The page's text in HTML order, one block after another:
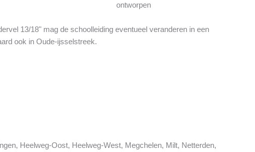
ontworpen
13/18" mag de schoolleiding eventueel veranderen in een
ook in Oude-ijsselstreek.
Heelweg-Oost, Heelweg-West, Megchelen, Milt, Netterden,